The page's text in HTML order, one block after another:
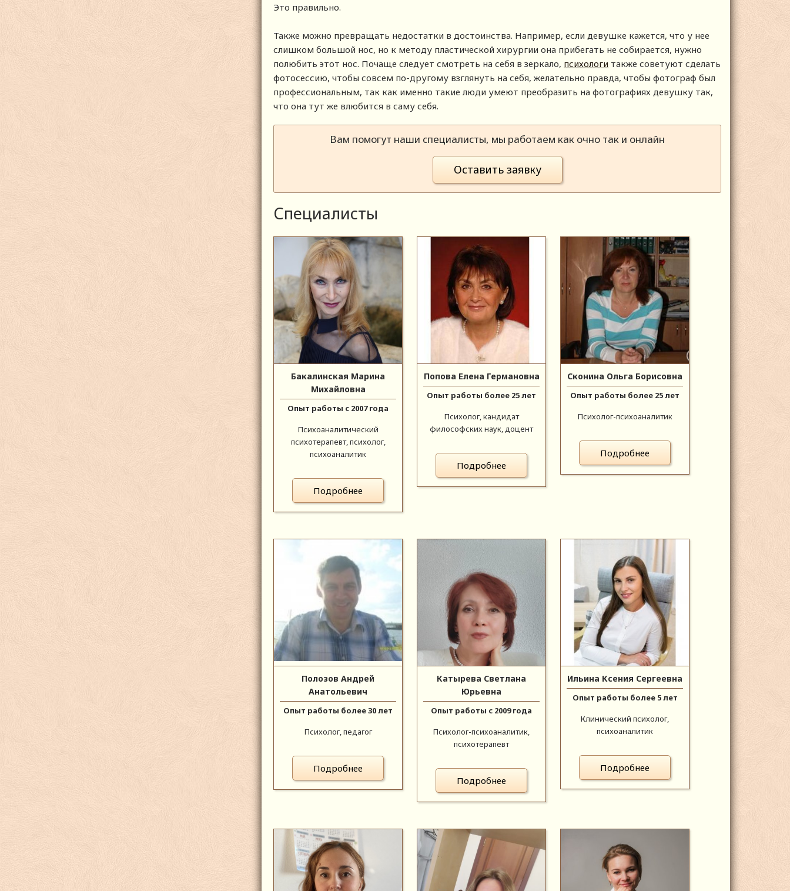
Это правильно.
Также можно превращать недостатки в достоинства. Например, если девушке кажется, что у нее
слишком большой нос, но к методу пластической хирургии она прибегать не собирается, нужно
полюбить этот нос. Почаще следует смотреть на себя в зеркало, психологи также советуют сделать
фотосессию, чтобы совсем по-другому взглянуть на себя, желательно правда, чтобы фотограф был
профессиональным, так как именно такие люди умеют преобразить на фотографиях девушку так,
что она тут же влюбится в саму себя.
Вам помогут наши специалисты, мы работаем как очно так и онлайн
Оставить заявку
Специалисты
Бакалинская Марина
Михайловна
Опыт работы с 2007 года
Психоаналитический
психотерапевт, психолог,
психоаналитик
Подробнее
Попова Елена Германовна
Опыт работы более 25 лет
Психолог, кандидат
философских наук, доцент
Подробнее
Сконина Ольга Борисовна
Опыт работы более 25 лет
Психолог-психоаналитик
Подробнее
Полозов Андрей
Анатольевич
Опыт работы более 30 лет
Психолог, педагог
Подробнее
Катырева Светлана
Юрьевна
Опыт работы с 2009 года
Психолог-психоаналитик,
психотерапевт
Подробнее
Ильина Ксения Сергеевна
Опыт работы более 5 лет
Клинический психолог,
психоаналитик
Подробнее